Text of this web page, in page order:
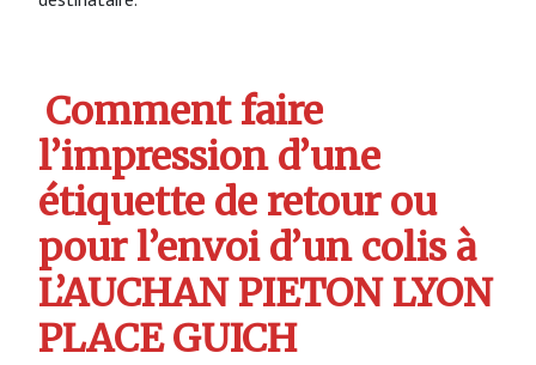
Comment faire
l’impression d’une
étiquette de retour ou
pour l’envoi d’un colis à
L’AUCHAN PIETON LYON
PLACE GUICH